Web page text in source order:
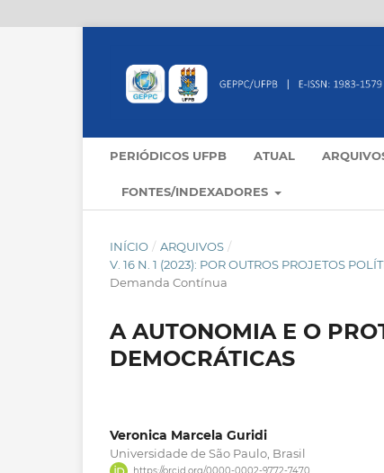
PERIÓDICOS UFPB ATUAL
FONTES/INDEXADORES
INÍCIO / ARQUIVOS /
V. 16 N. 1 (2023): POR OUTROS PROJETOS
Demanda Contínua
A AUTONOMIA E O
DEMOCRÁTICAS
Veronica Marcela Guridi
Universidade de São Paulo, Brasil